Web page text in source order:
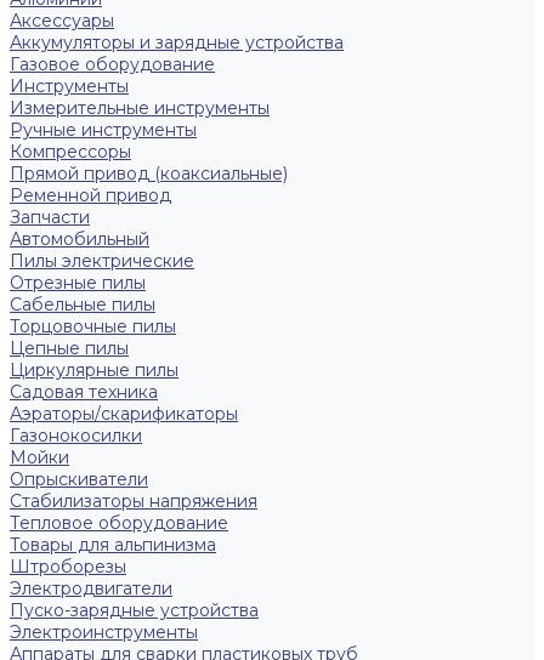
Аксессуары
Аккумуляторы и зарядные устройства
Газовое оборудование
Инструменты
Измерительные инструменты
Ручные инструменты
Компрессоры
Прямой привод (коаксиальные)
Ременной привод
Запчасти
Автомобильный
Пилы электрические
Отрезные пилы
Сабельные пилы
Торцовочные пилы
Цепные пилы
Циркулярные пилы
Садовая техника
Аэраторы/скарификаторы
Газонокосилки
Мойки
Опрыскиватели
Стабилизаторы напряжения
Тепловое оборудование
Товары для альпинизма
Штроборезы
Электродвигатели
Пуско-зарядные устройства
Электроинструменты
Аппараты для сварки пластиковых труб